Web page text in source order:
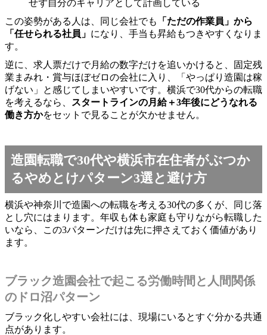
せず自分のキャリアとして計画している
この姿勢がある人は、同じ会社でも
「ただの作業員」から
「任せられる社員」 になり、手当も昇給もつきやすくなりま
す。
逆に、求人票だけで月給の数字だけを追いかけると、固定残
業まみれ・賞与ほぼゼロの会社に入り、「やっぱり造園は稼
げない」と感じてしまいやすいです。横浜で30代からの転職
を考えるなら、
スタートラインの月給＋3年後にどうなれる
働き方かをセットで見ることが欠かせません。
造園転職で30代や横浜市在住者がぶつか
るやめとけパターン3選と避け方
横浜や神奈川で造園への転職を考える30代の多くが、同じ落
とし穴にはまります。年収も体も家庭も守りながら転職した
いなら、この3パターンだけは先に押さえておく価値があり
ます。
ブラック造園会社で起こる労働時間と人間関係
のドロ沼パターン
ブラック化しやすい会社には、現場にいるとすぐ分かる共通
点があります。